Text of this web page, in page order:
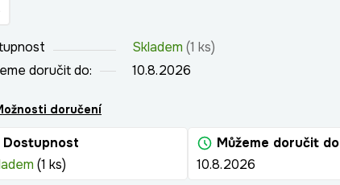
Skladem (1 ks)
doručit do:
10.8.2026
doručení
Dostupnost
(1 ks)
Můžeme doručit do
10.8.2026